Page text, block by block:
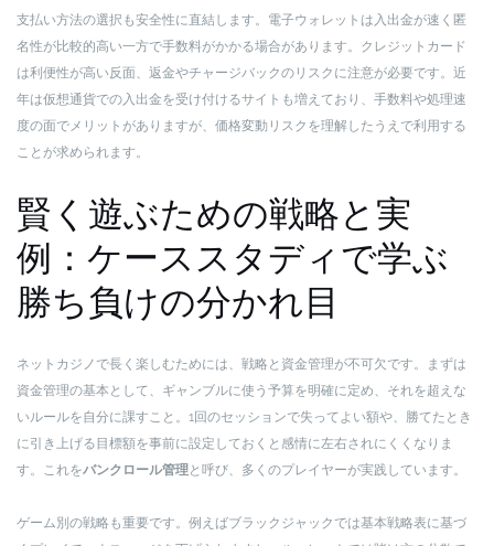
支払い方法の選択も安全性に直結します。電子ウォレットは入出金が速く匿
名性が比較的高い一方で手数料がかかる場合があります。クレジットカード
は利便性が高い反面、返金やチャージバックのリスクに注意が必要です。近
年は仮想通貨での入出金を受け付けるサイトも増えており、手数料や処理速
度の面でメリットがありますが、価格変動リスクを理解したうえで利用する
ことが求められます。
賢く遊ぶための戦略と実
例：ケーススタディで学ぶ
勝ち負けの分かれ目
ネットカジノで長く楽しむためには、戦略と資金管理が不可欠です。まずは
資金管理の基本として、ギャンブルに使う予算を明確に定め、それを超えな
いルールを自分に課すこと。1回のセッションで失ってよい額や、勝てたとき
に引き上げる目標額を事前に設定しておくと感情に左右されにくくなりま
す。これをバンクロール管理と呼び、多くのプレイヤーが実践しています。
ゲーム別の戦略も重要です。例えばブラックジャックでは基本戦略表に基づ